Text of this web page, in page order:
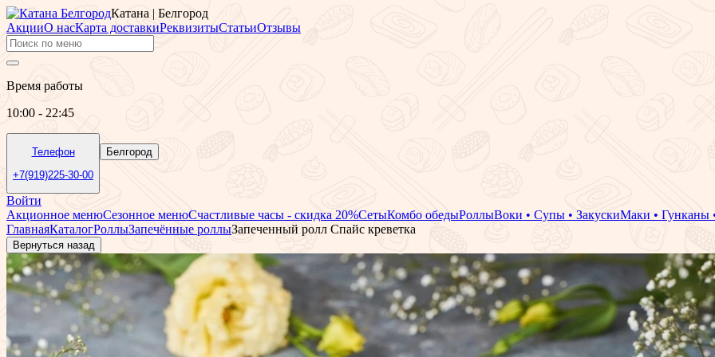
Катана | Белгород
АкцииО насКарта доставкиРеквизитыСтатьиОтзывы
Время работы
10:00 - 22:45
Телефон
+7(919)225-30-00
Белгород
Войти
Акционное менюСезонное менюСчастливые часы - скидка 20%СетыКомбо обедыРоллыВоки • Супы • ЗакускиМаки • Гунканы
ГлавнаяКаталогРоллыЗапечённые роллыЗапеченный ролл Спайс креветка
Вернуться назад